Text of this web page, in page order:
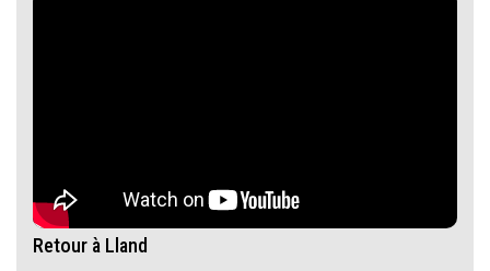
Retour à Lland